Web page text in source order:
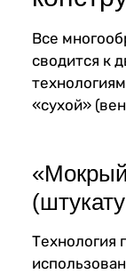
Все
сводится к
«сухой»
Технология